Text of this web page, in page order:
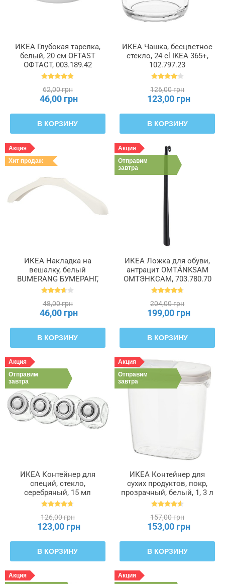
ИКЕА Глубокая тарелка,
белый, 20 см OFTAST
ОФТАСТ, 003.189.42
62,00 грн
46,00 грн
В КОРЗИНУ
ИКЕА Чашка, бесцветное
стекло, 24 cl IKEA 365+,
102.797.23
126,00 грн
123,00 грн
В КОРЗИНУ
Акция
Хит продаж
ИКЕА Накладка на
вешалку, белый
BUMERANG БУМЕРАНГ,
702.932.74
48,00 грн
46,00 грн
В КОРЗИНУ
Акция
Отправим
завтра
ИКЕА Ложка для обуви,
антрацит OMTÄNKSAM
ОМТЭНКСАМ, 703.780.70
204,00 грн
199,00 грн
В КОРЗИНУ
Акция
Отправим
завтра
ИКЕА Контейнер для
специй, стекло,
серебряный, 15 мл
RAJTAN РАЙТАН,
126,00 грн
123,00 грн
В КОРЗИНУ
Акция
Отправим
завтра
ИКЕА Контейнер для
сухих продуктов, покр,
прозрачный, белый, 1, 3 л
IKEA 365+, 800.667.23
157,00 грн
153,00 грн
В КОРЗИНУ
Акция
Акция